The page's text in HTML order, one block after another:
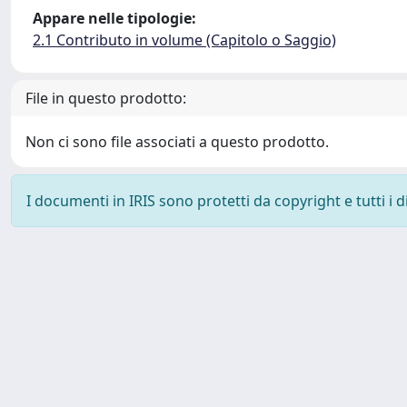
Appare nelle tipologie:
2.1 Contributo in volume (Capitolo o Saggio)
File in questo prodotto:
Non ci sono file associati a questo prodotto.
I documenti in IRIS sono protetti da copyright e tutti i